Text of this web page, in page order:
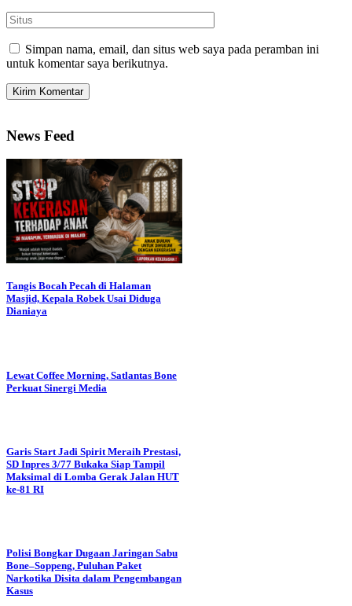
Simpan nama, email, dan situs web saya pada peramban ini
untuk komentar saya berikutnya.
News Feed
Tangis Bocah Pecah di Halaman
Masjid, Kepala Robek Usai Diduga
Dianiaya
Lewat Coffee Morning, Satlantas Bone
Perkuat Sinergi Media
Garis Start Jadi Spirit Meraih Prestasi,
SD Inpres 3/77 Bukaka Siap Tampil
Maksimal di Lomba Gerak Jalan HUT
ke-81 RI
Polisi Bongkar Dugaan Jaringan Sabu
Bone–Soppeng, Puluhan Paket
Narkotika Disita dalam Pengembangan
Kasus